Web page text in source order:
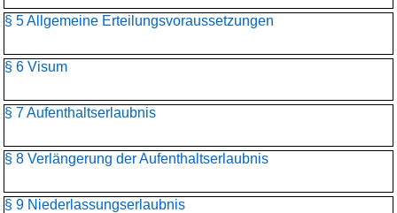
§ 5 Allgemeine Erteilungsvoraussetzungen
§ 6 Visum
§ 7 Aufenthaltserlaubnis
§ 8 Verlängerung der Aufenthaltserlaubnis
§ 9 Niederlassungserlaubnis